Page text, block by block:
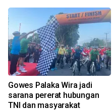
Gowes Palaka Wira jadi
sarana pererat hubungan
TNI dan masyarakat